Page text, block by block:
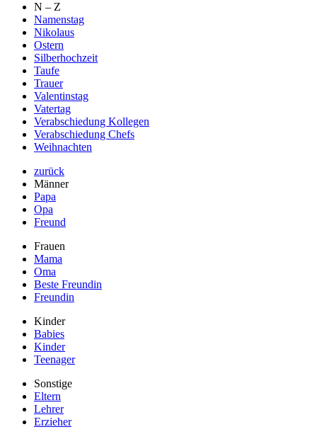
N – Z
Namenstag
Nikolaus
Ostern
Silberhochzeit
Taufe
Trauer
Valentinstag
Vatertag
Verabschiedung Kollegen
Verabschiedung Chefs
Weihnachten
zurück
Männer
Papa
Opa
Freund
Frauen
Mama
Oma
Beste Freundin
Freundin
Kinder
Babies
Kinder
Teenager
Sonstige
Eltern
Lehrer
Erzieher